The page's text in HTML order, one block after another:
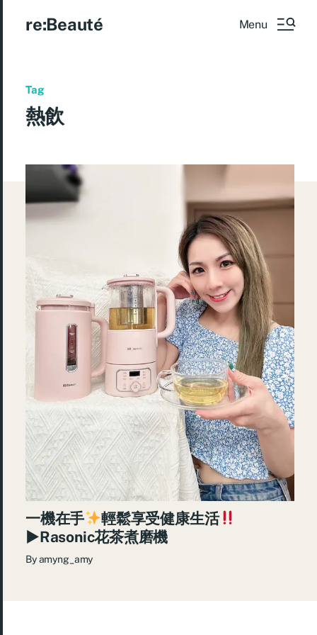
re:Beauté Menu
Tag
熱飲
一機在手
輕鬆享受健康生活
►Rasonic花茶煮磨機
Byamyng_amy